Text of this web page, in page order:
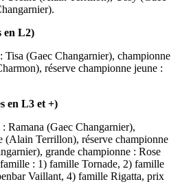
en L2)
Tisa (Gaec Changarnier), championne
réserve championne jeune :
en L3 et +)
Ramana (Gaec Changarnier),
(Alain Terrillon), réserve championne
grande championne : Rose
: 1) famille Tornade, 2) famille
Vaillant, 4) famille Rigatta, prix